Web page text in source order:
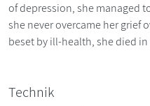
of depression, she managed
she never overcame her grief
beset by ill-health, she died in
Technik